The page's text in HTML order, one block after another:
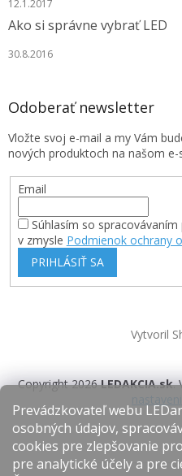
Prevádzkovateľ webu
osobných údajov,
cookies pre zlepšovanie
pre analytické účely a pre
12.1.2017
Ako si správne vybrať LED
30.8.2016
Odoberať newsletter
Vložte svoj e-mail a my Vám
nových produktoch na našom e-
Email
Súhlasím so
v zmysle Podmienok ochrany
PRIHLÁSIŤ SA
Vytvoril
Copyright 2026LEDAKCIA.sk.